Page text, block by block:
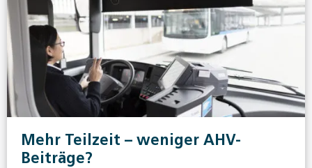
Mehr Teilzeit – weniger AHV-
Beiträge?